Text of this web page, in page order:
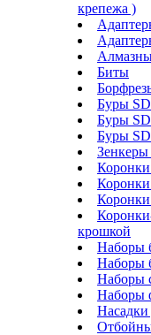
крепежа )
Биты
Буры
Буры
Буры
крошкой
Наборы
Наборы
Наборы
Наборы
Насадки